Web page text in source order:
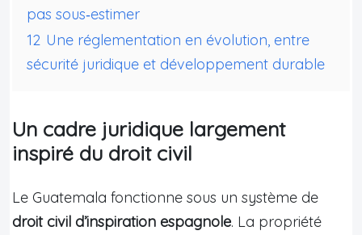
pas sous‑estimer
12 Une réglementation en évolution, entre
sécurité juridique et développement durable
Un cadre juridique largement
inspiré du droit civil
Le Guatemala fonctionne sous un système de
droit civil d’inspiration espagnole. La propriété